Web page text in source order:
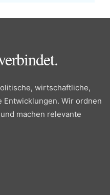
wirtschaftliche,
Wir ordnen
machen relevante